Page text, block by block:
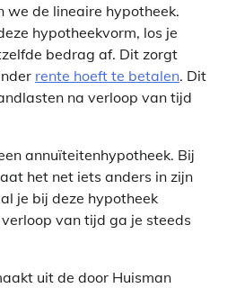
we de lineaire hypotheek.
hypotheekvorm, los je
bedrag af. Dit zorgt
rente hoeft te betalen. Dit
na verloop van tijd
annuïteitenhypotheek. Bij
het net iets anders in zijn
je bij deze hypotheek
van tijd ga je steeds
uit de door Huisman